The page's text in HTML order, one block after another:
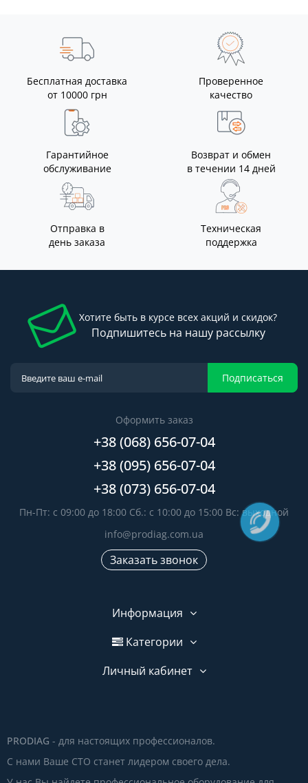
Бесплатная доставка
от 10000 грн
Проверенное
качество
Гарантийное
обслуживание
Возврат и обмен
в течении 14 дней
Отправка в
день заказа
Техническая
поддержка
Хотите быть в курсе всех акций и скидок?
Подпишитесь на нашу рассылку
Подписаться
Оформить заказ
+38 (068) 656-07-04
+38 (095) 656-07-04
+38 (073) 656-07-04
Пн-Пт: с 09:00 до 18:00 Сб.: с 10:00 до 15:00 Вс: выходной
info@prodiag.com.ua
Заказать звонок
Информация
Категории
Личный кабинет
PRODIAG - для настоящих профессионалов.
С нами Ваше СТО станет лидером своего дела.